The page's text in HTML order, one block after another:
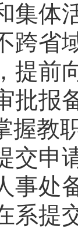
集体
跨省
提前
批报
握教
交申
事处
系提